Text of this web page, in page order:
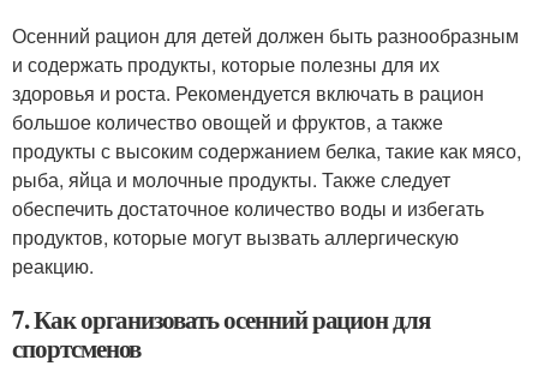
Осенний рацион для детей должен быть разнообразным
и содержать продукты, которые полезны для их
здоровья и роста. Рекомендуется включать в рацион
большое количество овощей и фруктов, а также
продукты с высоким содержанием белка, такие как мясо,
рыба, яйца и молочные продукты. Также следует
обеспечить достаточное количество воды и избегать
продуктов, которые могут вызвать аллергическую
реакцию.
7. Как организовать осенний рацион для
спортсменов